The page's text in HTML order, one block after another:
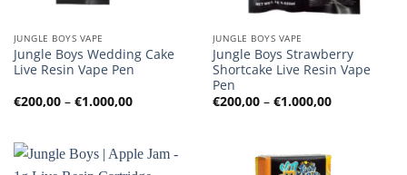
JUNGLE BOYS VAPE
Jungle Boys Wedding Cake
Live Resin Vape Pen
€200,00 – €1.000,00Preisspanne:
€200,00
JUNGLE BOYS VAPE
Jungle Boys Strawberry
Shortcake Live Resin Vape
Pen
€200,00 – €1.000,00
€200,00